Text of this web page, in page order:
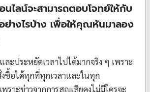
ไลน์จะสามารถตอบโจทย์ให้กับ
ย่างไรบ้าง เพื่อให้คุณหันมาลอง
ละประหยัดเวลาไปได้มากจริง ๆ เพราะ
ซื้อได้ทุกที่ทุกเวลาและในทุก
ราะข่าวจากการสูญเสียคงไม่มีใครจะ